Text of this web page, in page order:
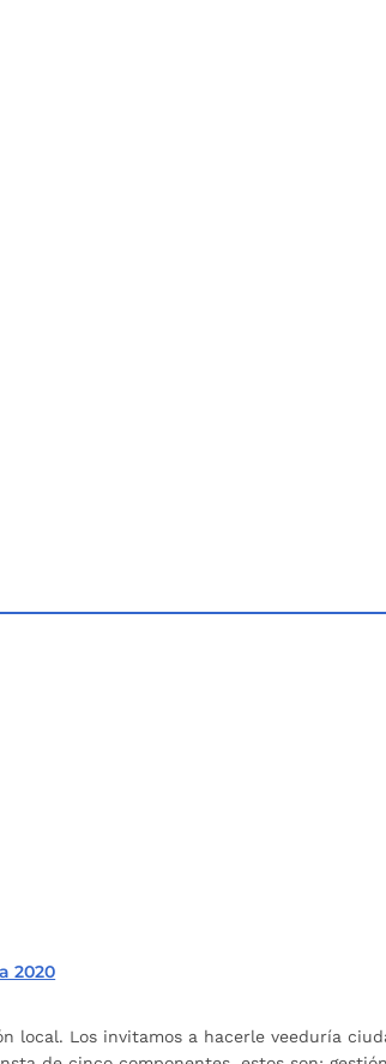
2020
Los invitamos a hacerle veeduría